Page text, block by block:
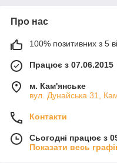
Про нас
100% позитивних з 5
Працює з 07.06.2015
м. Кам'янське
вул. Дунайська 31,
Контакти
Сьогодні працює з
Показати весь